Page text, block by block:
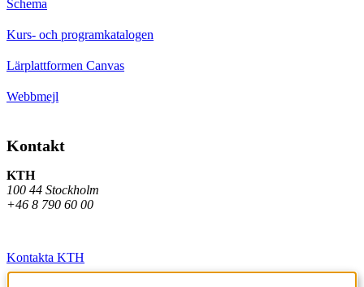
Schema
Kurs- och programkatalogen
Lärplattformen Canvas
Webbmejl
Kontakt
KTH
100 44 Stockholm
+46 8 790 60 00
Kontakta KTH